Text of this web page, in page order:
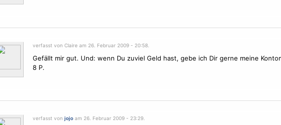
verfasst von Claire am 26. Februar 2009 - 20:58.
Gefällt mir gut. Und: wenn Du zuviel Geld hast, gebe ich Dir gerne meine
8 P.
verfasst von jojoam 26. Februar 2009 - 23:29.